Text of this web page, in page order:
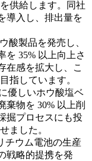
供給します。同社
導入し、排出量を
酸製品を発売し、
を 35% 以上向上さ
在感を拡大し、こ
指しています。
に優しいホウ酸塩ベ
棄物を 30% 以上削
掘プロセスにも投
ました。
チウム電池の生産
戦略的提携を発